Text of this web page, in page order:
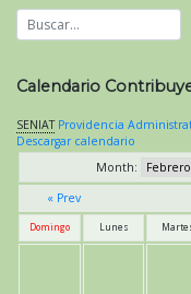
Calendario
SENIAT Providencia
Descargar calendario
Month:
« Prev
Domingo Lunes